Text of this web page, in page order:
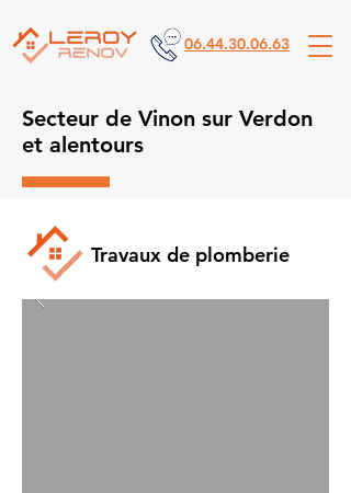
06.44.30.06.63
Secteur de Vinon sur Verdon
et alentours
Travaux de plomberie